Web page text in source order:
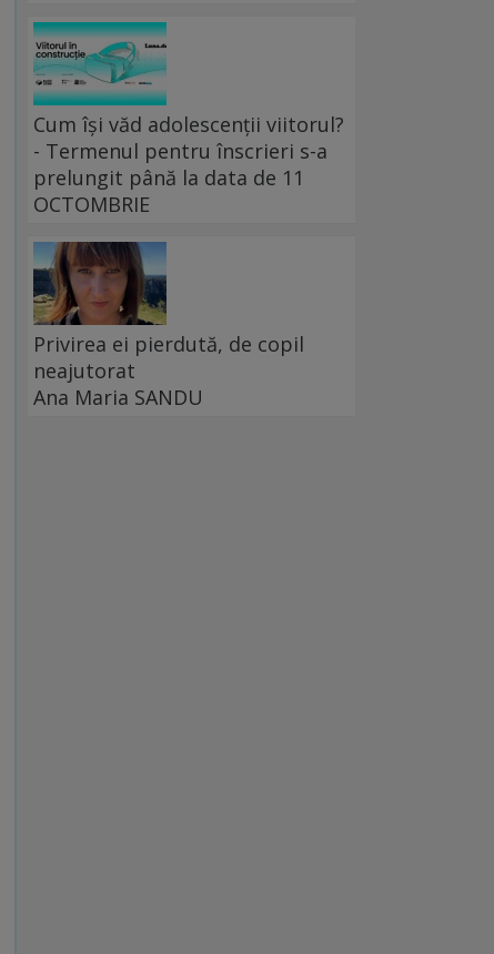
Cum își văd adolescenții viitorul?
- Termenul pentru înscrieri s-a
prelungit până la data de 11
OCTOMBRIE
Privirea ei pierdută, de copil
neajutorat
Ana Maria SANDU